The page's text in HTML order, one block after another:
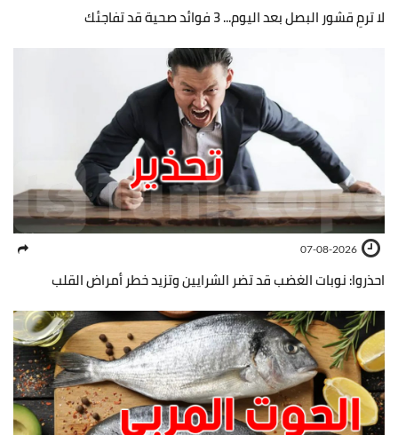
لا ترمِ قشور البصل بعد اليوم... 3 فوائد صحية قد تفاجئك
07-08-2026
احذروا: نوبات الغضب قد تضر الشرايين وتزيد خطر أمراض القلب